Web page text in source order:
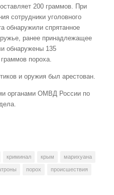
200 граммов. При
сотрудники уголовного
обнаружили спрятанное
ружье, ранее принадлежащее
обнаружены 135
пороха.
и оружия был арестован.
органами ОМВД России по
криминал крым марихуана
порох происшествия